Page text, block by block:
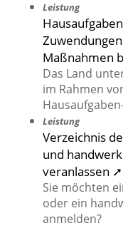
Leistung
Maßnahmen
Das Land
im Rahmen
Leistung
Verzeichnis
und
veranlassen ➚
Sie möchten
oder ein
anmelden?